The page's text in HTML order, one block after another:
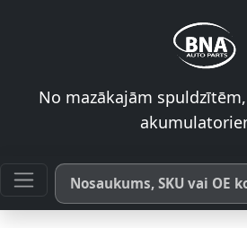
No mazākajām
Meklēt pēc produkta